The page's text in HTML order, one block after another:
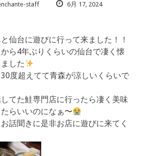
staff 6月 17, 2024
仙台に遊びに行って来ました！！
ら4年ぶりくらいの仙台で凄く懐
した
度超えてて青森が涼しいくらいで
てた鮭専門店に行ったら凄く美味
らいいのになぁ〜
話聞きに是非お店に遊びに来てく